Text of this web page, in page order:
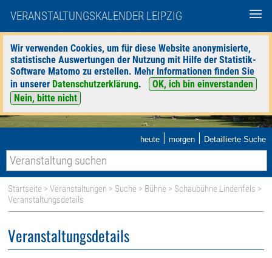
VERANSTALTUNGSKALENDER LEIPZIG
Wir verwenden Cookies, um für diese Website anonymisierte,
statistische Auswertungen der Nutzung mit Hilfe der Statistik-
Software Matomo zu erstellen. Mehr Informationen finden Sie
in unserer Datenschutzerklärung.
OK, ich bin einverstanden
Nein, bitte nicht
heute | morgen | Detaillierte Suche
Startseite >Veranstaltungen > Suche > Bühne > Schaubühne Lindenfels >
Veranstaltungsdetails
Veranstaltungsdetails